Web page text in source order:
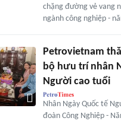
chặng đường vẻ vang
ngành công nghiệp -
Petrovietnam
bộ hưu trí nhân
Người cao tuổi
Nhân Ngày Quốc tế
đoàn Công Nghiệp -